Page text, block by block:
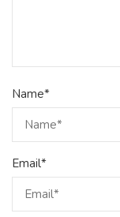
Name*
Email*